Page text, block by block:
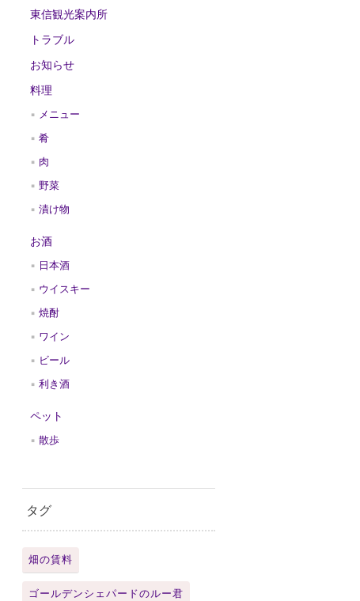
東信観光案内所
トラブル
お知らせ
料理
メニュー
肴
肉
野菜
漬け物
お酒
日本酒
ウイスキー
焼酎
ワイン
ビール
利き酒
ペット
散歩
タグ
畑の賃料
ゴールデンシェパードのルー君